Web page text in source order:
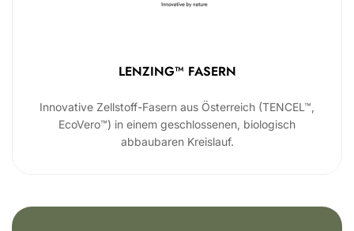
LENZING™ FASERN
Innovative Zellstoff-Fasern aus Österreich (TENCEL™,
EcoVero™) in einem geschlossenen, biologisch
abbaubaren Kreislauf.